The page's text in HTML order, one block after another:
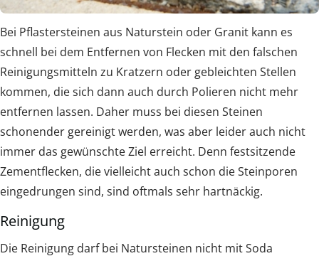
Bei Pflastersteinen aus Naturstein oder Granit kann es
schnell bei dem Entfernen von Flecken mit den falschen
Reinigungsmitteln zu Kratzern oder gebleichten Stellen
kommen, die sich dann auch durch Polieren nicht mehr
entfernen lassen. Daher muss bei diesen Steinen
schonender gereinigt werden, was aber leider auch nicht
immer das gewünschte Ziel erreicht. Denn festsitzende
Zementflecken, die vielleicht auch schon die Steinporen
eingedrungen sind, sind oftmals sehr hartnäckig.
Reinigung
Die Reinigung darf bei Natursteinen nicht mit Soda